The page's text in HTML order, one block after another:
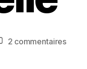
2 commentairessur